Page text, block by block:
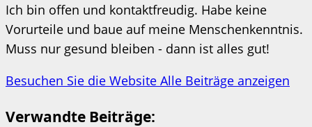
Ich bin offen und kontaktfreudig. Habe keine
Vorurteile und baue auf meine Menschenkenntnis.
Muss nur gesund bleiben - dann ist alles gut!
Besuchen Sie die Website Alle Beiträge anzeigen
Verwandte Beiträge: